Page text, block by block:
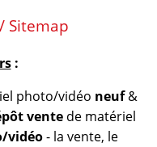
Sitemap
:
photo/vidéo neuf&
vente de matériel
vidéo- la vente, le